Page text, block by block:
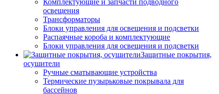
Комплектующие и запчасти подводного
освещения
Трансформаторы
Блоки управления для освещения и подсветки
Распаячные короба и комплектующие
Блоки управления для освещения и подсветки
Защитные покрытия,
осушители
Ручные сматывающие устройства
Термические пузырьковые покрывала для
бассейнов